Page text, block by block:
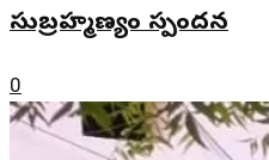
సుబ్రహ్మణ్యం స్పందన
0